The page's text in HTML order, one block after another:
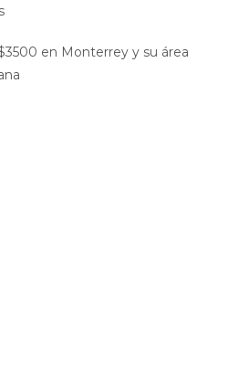
en Monterrey y su área